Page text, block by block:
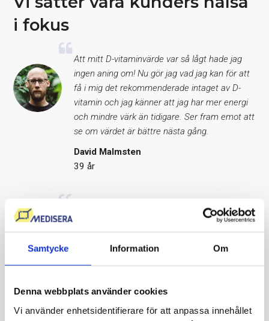
Samtycke Information Om
Denna webbplats använder cookies
Vi använder enhetsidentifierare för att anpassa innehållet
i fokus
Att mitt D-vitaminvärde var så lågt hade jag
ingen aning om! Nu gör jag vad jag kan för att
få i mig det rekommenderade intaget av D-
vitamin och jag känner att jag har mer energi
och mindre värk än tidigare. Ser fram emot att
se om värdet är bättre nästa gång.
David Malmsten
39 år
Självadministrerat, enkelt, snyggt och
trovärdigt. Allt man behöver veta står på
lätt att se resultaten, alla värden såg bra ut
och det kändes toppen. Det var endast ett
jag kolla upp!